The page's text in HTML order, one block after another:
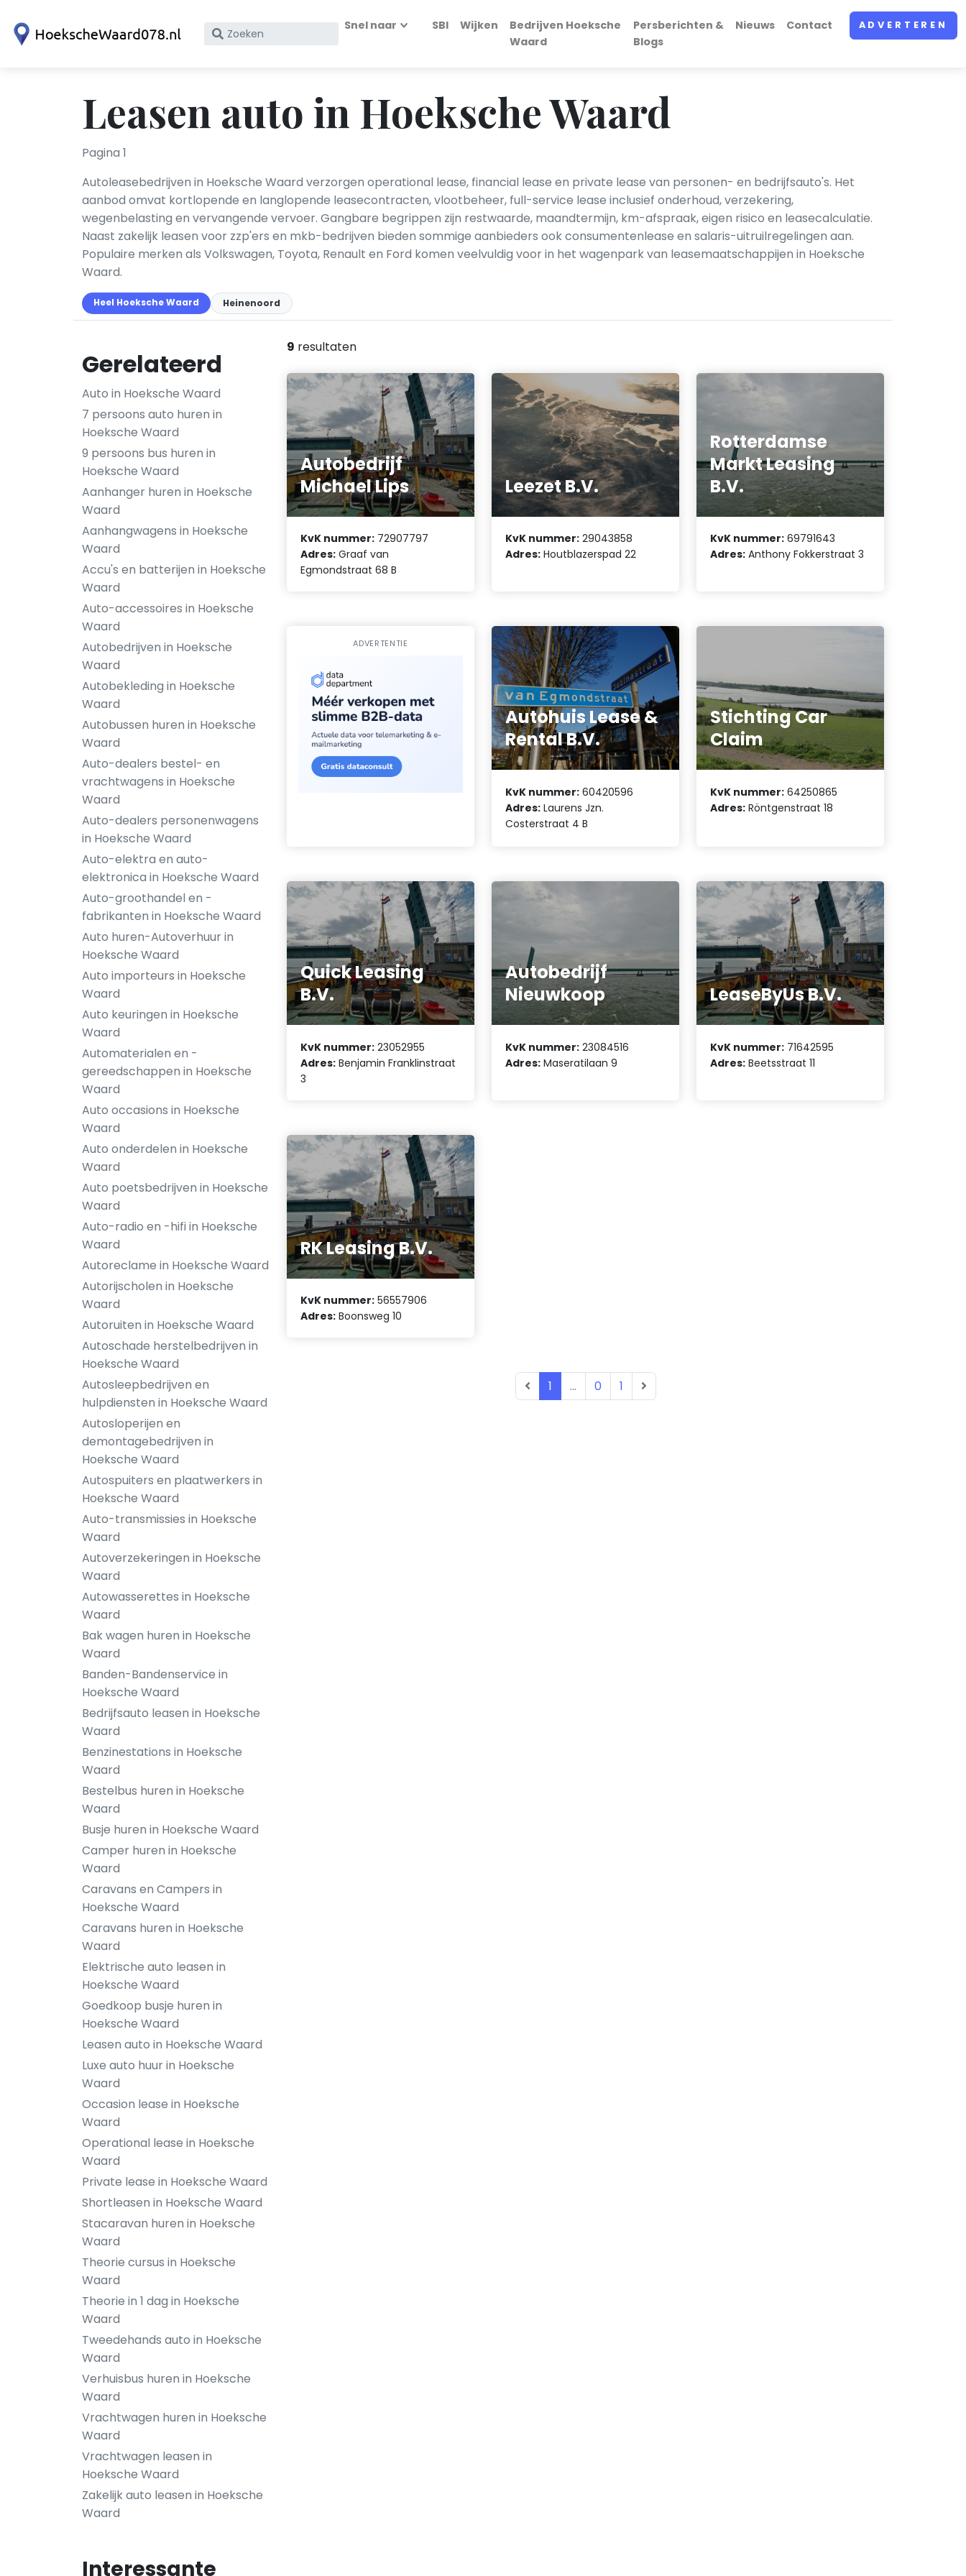
Zoek
KvK
nummer
Snel naar SBI Wijken
Bedrijven Hoeksche
Waard
Persberichten &
Blogs
Nieuws Contact ADVERTEREN
Leasen auto in Hoeksche Waard
Pagina 1
Autoleasebedrijven in Hoeksche Waard verzorgen operational lease, financial lease en private lease van personen- en bedrijfsauto's. Het
aanbod omvat kortlopende en langlopende leasecontracten, vlootbeheer, full-service lease inclusief onderhoud, verzekering,
wegenbelasting en vervangende vervoer. Gangbare begrippen zijn restwaarde, maandtermijn, km-afspraak, eigen risico en leasecalculatie.
Naast zakelijk leasen voor zzp'ers en mkb-bedrijven bieden sommige aanbieders ook consumentenlease en salaris-uitruilregelingen aan.
Populaire merken als Volkswagen, Toyota, Renault en Ford komen veelvuldig voor in het wagenpark van leasemaatschappijen in Hoeksche
Waard.
Heel Hoeksche Waard Heinenoord
Gerelateerd
Auto in Hoeksche Waard
7 persoons auto huren in
Hoeksche Waard
9 persoons bus huren in
Hoeksche Waard
Aanhanger huren in Hoeksche
Waard
Aanhangwagens in Hoeksche
Waard
Accu's en batterijen in Hoeksche
Waard
Auto-accessoires in Hoeksche
Waard
Autobedrijven in Hoeksche
Waard
Autobekleding in Hoeksche
Waard
Autobussen huren in Hoeksche
Waard
Auto-dealers bestel- en
vrachtwagens in Hoeksche
Waard
Auto-dealers personenwagens
in Hoeksche Waard
Auto-elektra en auto-
elektronica in Hoeksche Waard
Auto-groothandel en -
fabrikanten in Hoeksche Waard
Auto huren-Autoverhuur in
Hoeksche Waard
Auto importeurs in Hoeksche
Waard
Auto keuringen in Hoeksche
Waard
Automaterialen en -
gereedschappen in Hoeksche
Waard
Auto occasions in Hoeksche
Waard
Auto onderdelen in Hoeksche
Waard
Auto poetsbedrijven in Hoeksche
Waard
Auto-radio en -hifi in Hoeksche
Waard
Autoreclame in Hoeksche Waard
Autorijscholen in Hoeksche
Waard
Autoruiten in Hoeksche Waard
Autoschade herstelbedrijven in
Hoeksche Waard
Autosleepbedrijven en
hulpdiensten in Hoeksche Waard
Autosloperijen en
demontagebedrijven in
Hoeksche Waard
Autospuiters en plaatwerkers in
Hoeksche Waard
Auto-transmissies in Hoeksche
Waard
Autoverzekeringen in Hoeksche
Waard
Autowasserettes in Hoeksche
Waard
Bak wagen huren in Hoeksche
Waard
Banden-Bandenservice in
Hoeksche Waard
Bedrijfsauto leasen in Hoeksche
Waard
Benzinestations in Hoeksche
Waard
Bestelbus huren in Hoeksche
Waard
Busje huren in Hoeksche Waard
Camper huren in Hoeksche
Waard
Caravans en Campers in
Hoeksche Waard
Caravans huren in Hoeksche
Waard
Elektrische auto leasen in
Hoeksche Waard
Goedkoop busje huren in
Hoeksche Waard
Leasen auto in Hoeksche Waard
Luxe auto huur in Hoeksche
Waard
Occasion lease in Hoeksche
Waard
Operational lease in Hoeksche
Waard
Private lease in Hoeksche Waard
Shortleasen in Hoeksche Waard
Stacaravan huren in Hoeksche
Waard
Theorie cursus in Hoeksche
Waard
Theorie in 1 dag in Hoeksche
Waard
Tweedehands auto in Hoeksche
Waard
Verhuisbus huren in Hoeksche
Waard
Vrachtwagen huren in Hoeksche
Waard
Vrachtwagen leasen in
Hoeksche Waard
Zakelijk auto leasen in Hoeksche
Waard
Interessante
9 resultaten
Autobedrijf
Michael Lips
KvK nummer: 72907797
Adres: Graaf van
Egmondstraat 68 B
Leezet B.V.
KvK nummer: 29043858
Adres: Houtblazerspad 22
Rotterdamse
Markt Leasing
B.V.
KvK nummer: 69791643
Adres: Anthony Fokkerstraat 3
ADVERTENTIE
Autohuis Lease &
Rental B.V.
KvK nummer: 60420596
Adres: Laurens Jzn.
Costerstraat 4 B
Stichting Car
Claim
KvK nummer: 64250865
Adres: Röntgenstraat 18
Quick Leasing
B.V.
KvK nummer: 23052955
Adres: Benjamin Franklinstraat
3
Autobedrijf
Nieuwkoop
KvK nummer: 23084516
Adres: Maseratilaan 9
LeaseByUs B.V.
KvK nummer: 71642595
Adres: Beetsstraat 11
RK Leasing B.V.
KvK nummer: 56557906
Adres: Boonsweg 10
1 ... 0 1